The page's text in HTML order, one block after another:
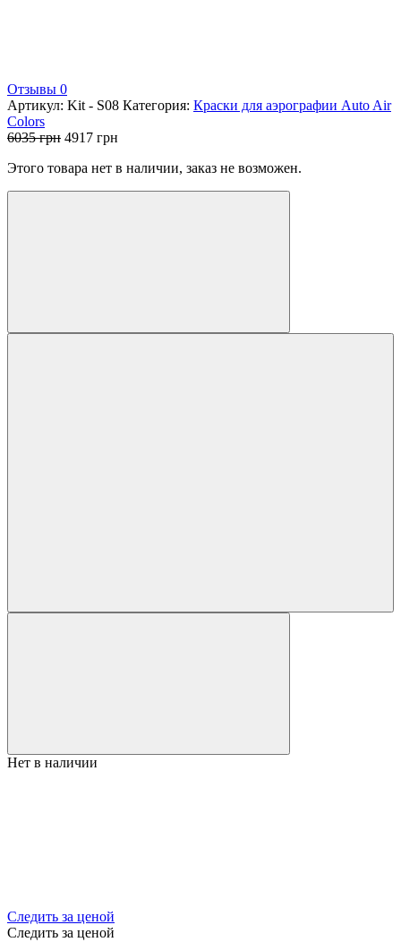
Отзывы 0
Артикул: Kit - S08 Категория: Краски для аэрографии Auto Air
Colors
6035грн Первоначальная
составляла
4917 грн
4917 грн.
Этого товара нет в наличии, заказ не возможен.
Нет в наличии
Следить за ценой
Следить за ценой